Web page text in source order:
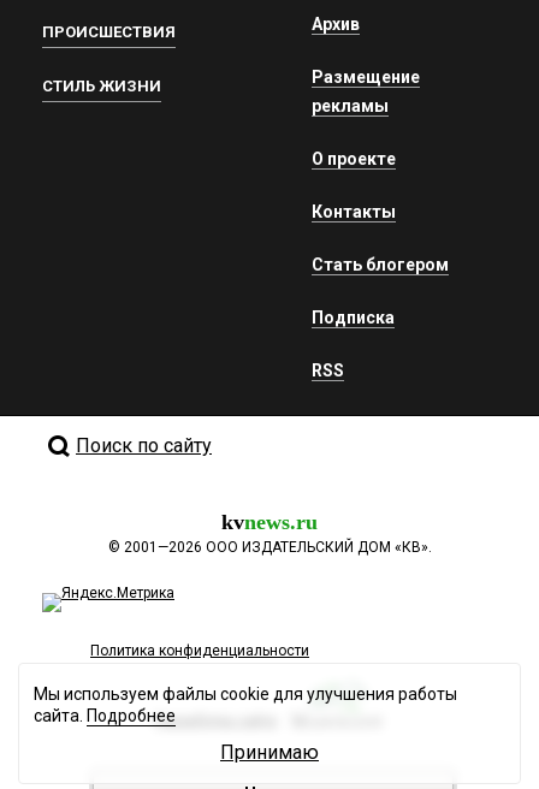
ПРОИСШЕСТВИЯ
СТИЛЬ ЖИЗНИ
Архив
Размещение
рекламы
О проекте
Контакты
Стать блогером
Подписка
RSS
Поиск по сайту
kvnews.ru
© 2001—2026 ООО ИЗДАТЕЛЬСКИЙ ДОМ «КВ».
Политика конфиденциальности
Разработка сайта
Мы используем файлы cookie для улучшения работы
сайта. Подробнее
Принимаю